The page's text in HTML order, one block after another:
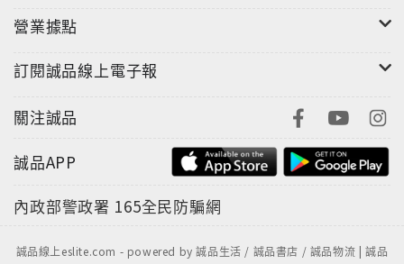
營業據點
訂閱誠品線上電子報
關注誠品
誠品APP
內政部警政署 165全民防騙網
誠品線上eslite.com - powered by 誠品生活 / 誠品書店 / 誠品物流 | 誠品